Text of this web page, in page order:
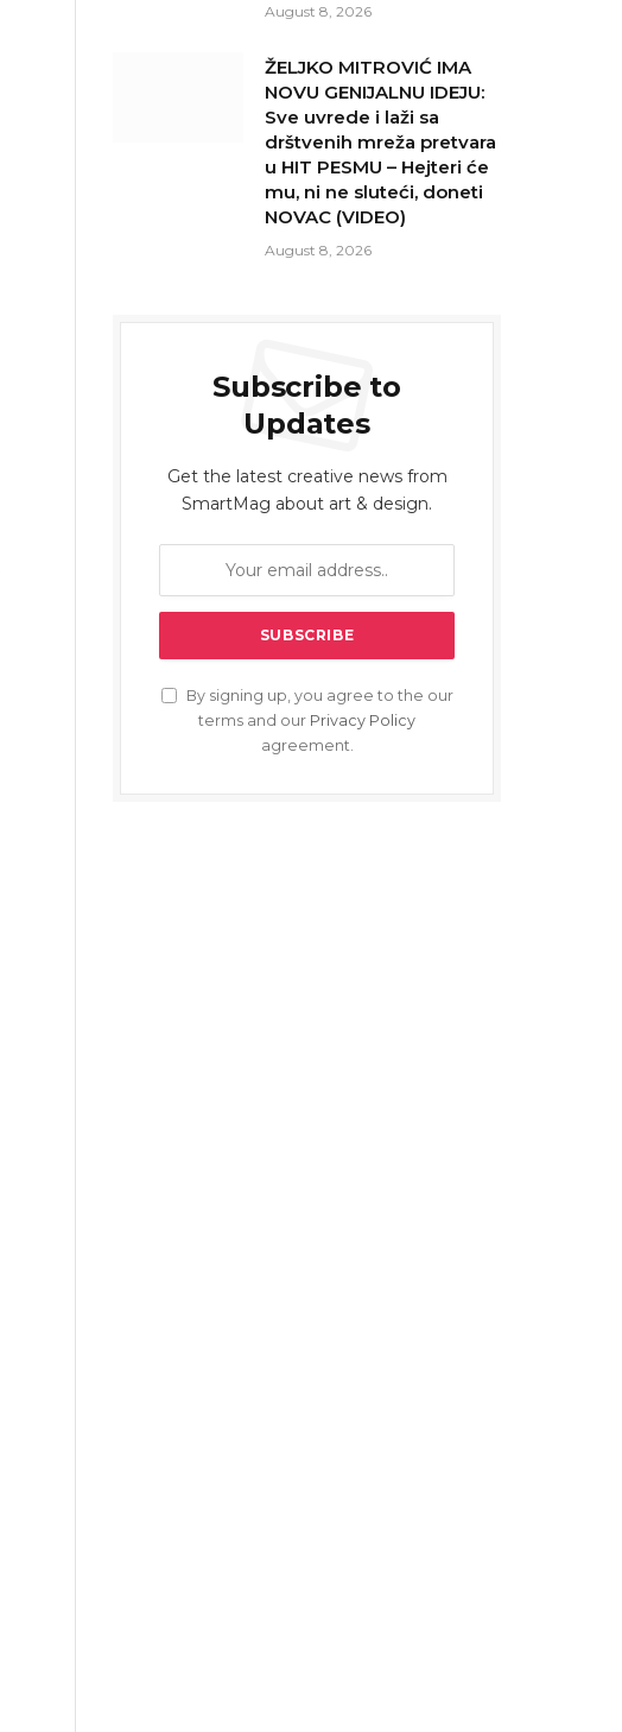
August 8, 2026
ŽELJKO MITROVIĆ IMA
NOVU GENIJALNU IDEJU:
Sve uvrede i laži sa
drštvenih mreža pretvara
u HIT PESMU – Hejteri će
mu, ni ne sluteći, doneti
NOVAC (VIDEO)
August 8, 2026
Subscribe to
Updates
Get the latest creative news from
SmartMag about art & design.
By signing up, you agree to the our
terms and our Privacy Policy
agreement.